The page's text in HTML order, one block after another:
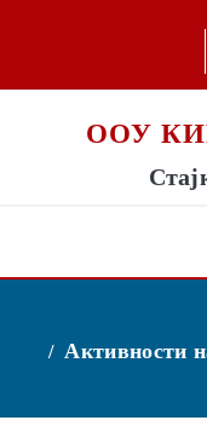
ООУ
Активности